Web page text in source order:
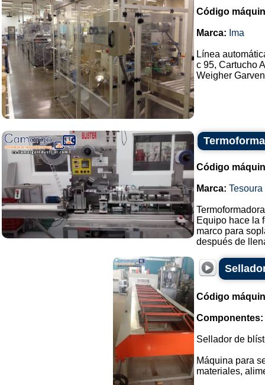
Código
Marca: Ima
Línea
c 95, Cartucho
Weigher
Código
Marca: Tesoura
Equipo hace la
marco para
después de
Código
Componentes:
Sellador de
Máquina para
materiales,